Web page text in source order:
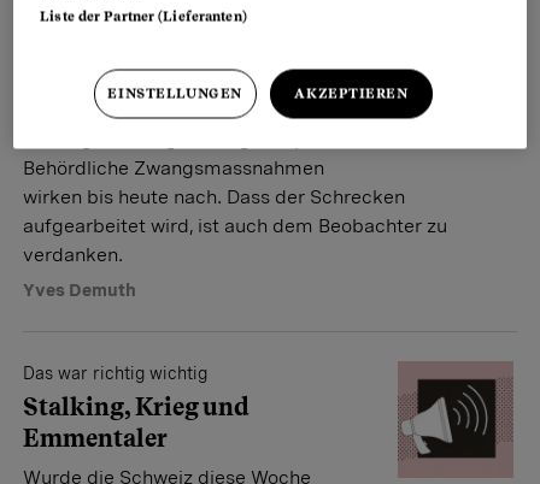
So engagiert sich der
Beobachter seit Jahrzehnten
Behördliche Zwangsmassnahmen
wirken bis heute nach. Dass der Schrecken
aufgearbeitet wird, ist auch dem Beobachter zu
verdanken.
Yves Demuth
Das war richtig wichtig
Stalking, Krieg und
Emmentaler
Wurde die Schweiz diese Woche
Liste der Partner (Lieferanten)
EINSTELLUNGEN AKZEPTIEREN